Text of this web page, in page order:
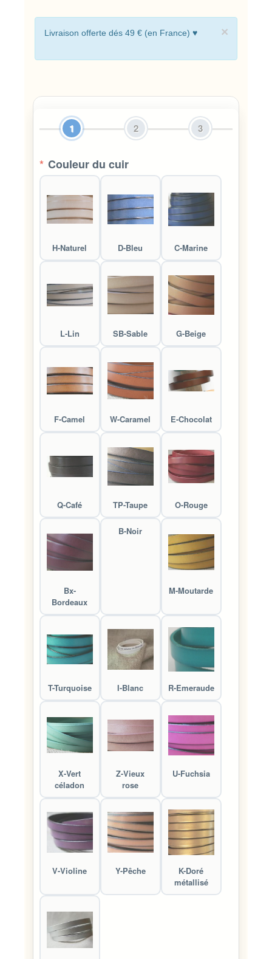
×
Livraison offerte dés 49 € (en France) ♥
1 2 3
* Couleur du cuir
H-Naturel D-Bleu C-Marine
L-Lin SB-Sable G-Beige
F-Camel W-Caramel E-Chocolat
Q-Café TP-Taupe O-Rouge
Bx-
Bordeaux
B-Noir
M-Moutarde
T-Turquoise I-Blanc R-Emeraude
X-Vert
céladon
Z-Vieux
rose
U-Fuchsia
V-Violine Y-Pêche
K-Doré
métallisé